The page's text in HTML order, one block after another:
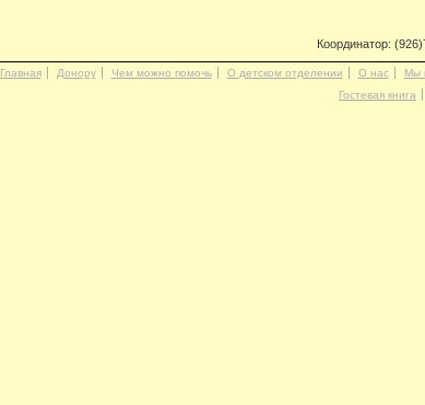
Координатор:
Главная Донору Чем можно помочь О детском отделении О нас Мы
Гостевая книга